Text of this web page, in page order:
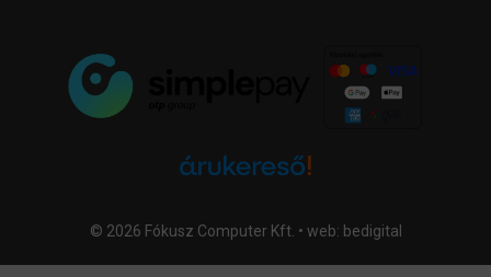
© 2026 Fókusz Computer Kft. • web: bedigital